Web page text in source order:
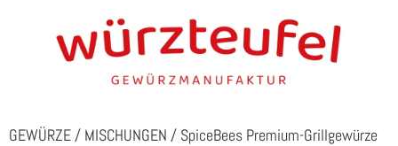
GEWÜRZE / MISCHUNGEN / SpiceBees Premium-Grillgewürze